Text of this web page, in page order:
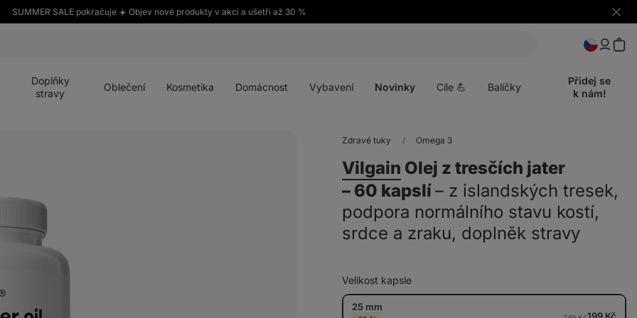
SUMMER SALE pokračuje ☀️ Objev nové produkty v akci a ušetři až 30 %
Skrýt
Doplňky
stravy
Oblečení Kosmetika Domácnost Vybavení Novinky Cíle 💪 Balíčky
Přidej se
k nám!
Zdravé tuky Omega 3
Vilgain Olej z tresčích jater
⁠–⁠ 60 kapslí⁠–⁠ z islandských tresek,
podpora normálního stavu kostí,
srdce a zraku, doplněk stravy
Velikost kapsle
25 mm